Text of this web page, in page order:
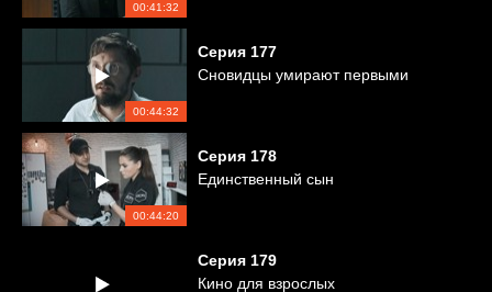
00:41:32
00:44:32
Серия 177
Сновидцы умирают первыми
00:44:20
Серия 178
Единственный сын
Серия 179
Кино для взрослых